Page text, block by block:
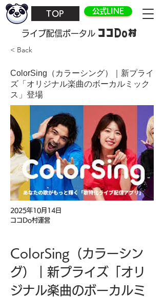
TOP 公式LINE
​ライブ配信ポータル ココDo村
< Back
ColorSing（カラーシング）｜新プライ
ズ「オリジナル楽曲のボーカルミック
ス」登場
2025年10月14日
ココDo村運営
ColorSing（カラーシン
グ）｜新プライズ「オリ
ジナル楽曲のボーカルミ